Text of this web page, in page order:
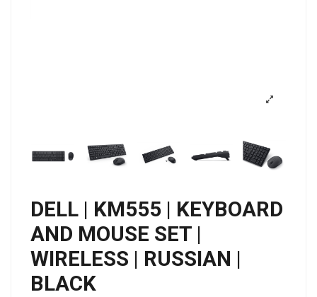
DELL | KM555 | KEYBOARD
AND MOUSE SET |
WIRELESS | RUSSIAN |
BLACK